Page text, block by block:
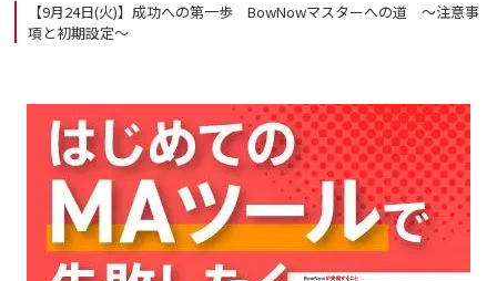
【9月24日(火)】成功への第一歩 BowNowマスターへの道 ～注意事
項と初期設定～